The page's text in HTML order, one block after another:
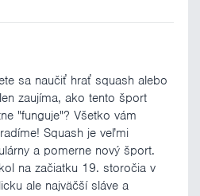
sa naučiť hrať squash alebo
zaujíma, ako tento šport
"funguje"? Všetko vám
Squash je veľmi
a pomerne nový šport.
na začiatku 19. storočia v
ale najväčší sláve a